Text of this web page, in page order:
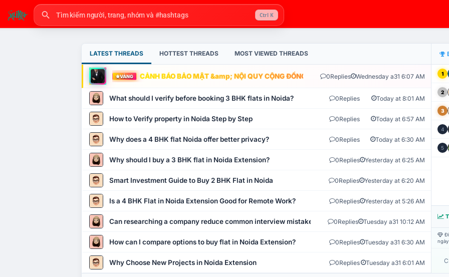
Ctrl K
LATEST THREADS HOTTEST THREADS MOST VIEWED THREADS
VÀNG CẢNH BÁO BẢO MẬT &amp; NỘI QUY CỘNG ĐỒNG VLIKE.VN: HỆ THỐNG GIÁM SÁT TỰ
0Replies Wednesday a31 6:07 AM
What should I verify before booking 3 BHK flats in Noida? 0Replies Today at 8:01 AM
How to Verify property in Noida Step by Step 0Replies Today at 6:57 AM
Why does a 4 BHK flat Noida offer better privacy? 0Replies Today at 6:30 AM
Why should I buy a 3 BHK flat in Noida Extension? 0Replies Yesterday at 6:25 AM
Smart Investment Guide to Buy 2 BHK Flat in Noida 0Replies Yesterday at 6:20 AM
Is a 4 BHK Flat in Noida Extension Good for Remote Work? 0Replies Yesterday at 5:26 AM
Can researching a company reduce common interview mistakes? 0Replies Tuesday a31 10:12 AM
How can I compare options to buy flat in Noida Extension? 0Replies Tuesday a31 6:30 AM
Why Choose New Projects in Noida Extension 0Replies Tuesday a31 6:01 AM
1
2
3
4
5